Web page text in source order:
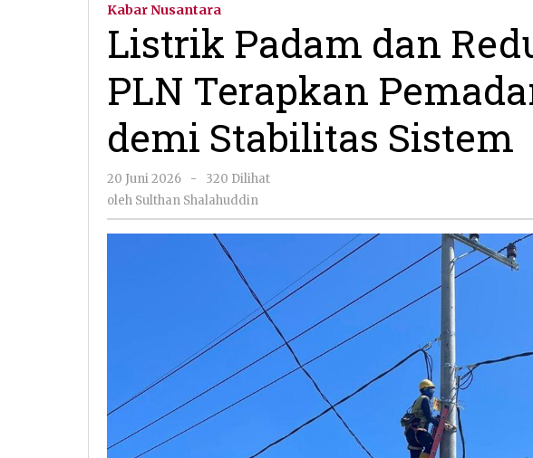
di
Pacitan,
PLN
Terapkan
Bergilir
demi
Kabar Nusantara
Listrik Padam dan
PLN Terapkan
demi Stabilitas Sistem
20 Juni 2026
oleh
Sulthan
-
320 Dilihat
oleh Sulthan Shalahuddin